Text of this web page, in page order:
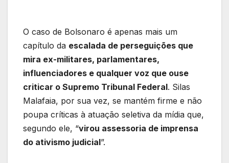
O caso de Bolsonaro é apenas mais um
capítulo da escalada de perseguições que
mira ex-militares, parlamentares,
influenciadores e qualquer voz que ouse
criticar o Supremo Tribunal Federal. Silas
Malafaia, por sua vez, se mantém firme e não
poupa críticas à atuação seletiva da mídia que,
segundo ele, “virou assessoria de imprensa
do ativismo judicial”.